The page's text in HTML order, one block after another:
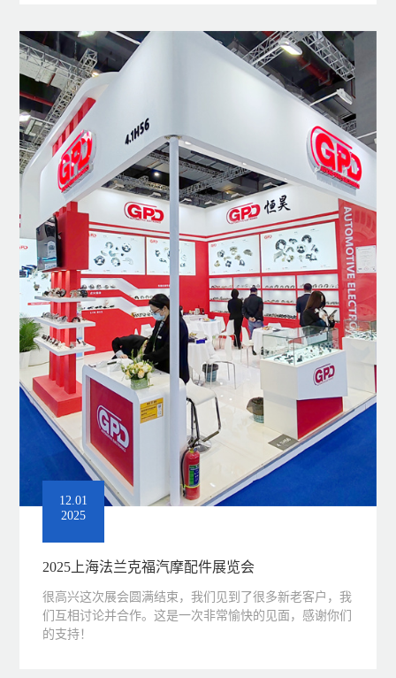
12.01
2025
2025上海法兰克福汽摩配件展览会
很高兴这次展会圆满结束，我们见到了很多新老客户，我
们互相讨论并合作。这是一次非常愉快的见面，感谢你们
的支持！